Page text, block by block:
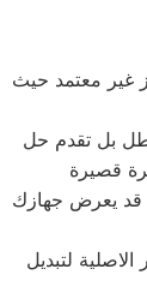
غير معتمد حيث
بل تقدم حل
يعرض جهازك
الاصلية لتبديل